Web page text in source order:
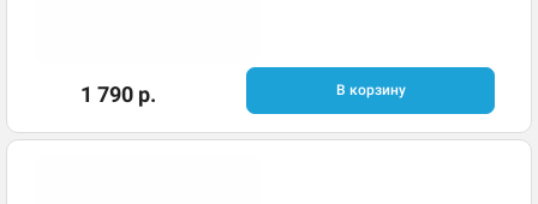
1 790 р. В корзину